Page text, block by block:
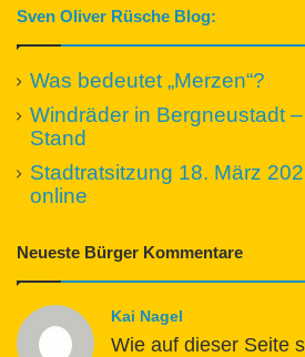
Sven Oliver Rüsche Blog:
Was bedeutet „Merzen“?
Windräder in Bergneustadt
Stand
Stadtratsitzung 18. März
online
Neueste Bürger Kommentare
Kai Nagel
Wie auf dieser Seite